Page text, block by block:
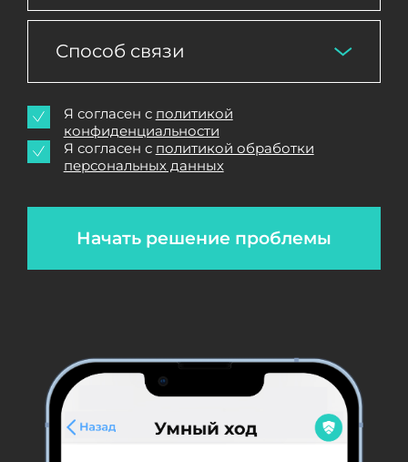
Способ связи
Начать решение проблемы
Я согласен с политикой
конфиденциальности
Я согласен с политикой обработки
персональных данных